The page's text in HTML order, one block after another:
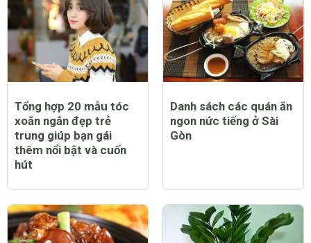
Tổng hợp 20 mẫu tóc
xoăn ngắn đẹp trẻ
trung giúp bạn gái
thêm nổi bật và cuốn
hút
Danh sách các quán ăn
ngon nức tiếng ở Sài
Gòn